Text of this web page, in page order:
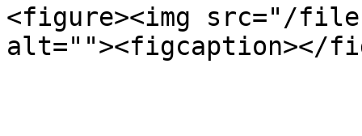
<figure><img src="/files/